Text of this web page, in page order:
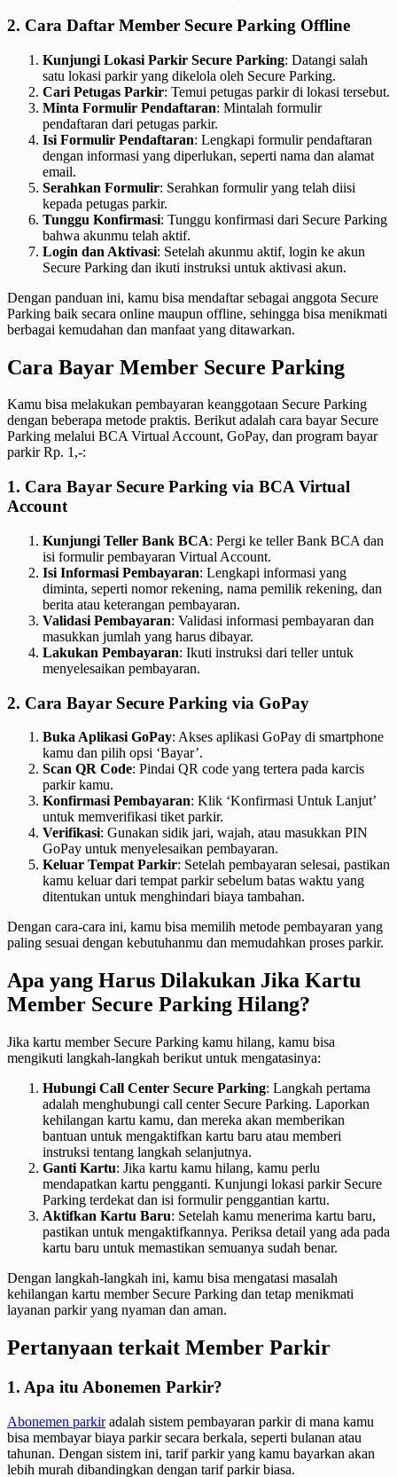
2. Cara Daftar Member Secure Parking Offline
Kunjungi Lokasi Parkir Secure Parking: Datangi salah
satu lokasi parkir yang dikelola oleh Secure Parking.
Cari Petugas Parkir: Temui petugas parkir di lokasi tersebut.
Minta Formulir Pendaftaran: Mintalah formulir
pendaftaran dari petugas parkir.
Isi Formulir Pendaftaran: Lengkapi formulir pendaftaran
dengan informasi yang diperlukan, seperti nama dan alamat
email.
Serahkan Formulir: Serahkan formulir yang telah diisi
kepada petugas parkir.
Tunggu Konfirmasi: Tunggu konfirmasi dari Secure Parking
bahwa akunmu telah aktif.
Login dan Aktivasi: Setelah akunmu aktif, login ke akun
Secure Parking dan ikuti instruksi untuk aktivasi akun.
Dengan panduan ini, kamu bisa mendaftar sebagai anggota Secure
Parking baik secara online maupun offline, sehingga bisa menikmati
berbagai kemudahan dan manfaat yang ditawarkan.
Cara Bayar Member Secure Parking
Kamu bisa melakukan pembayaran keanggotaan Secure Parking
dengan beberapa metode praktis. Berikut adalah cara bayar Secure
Parking melalui BCA Virtual Account, GoPay, dan program bayar
parkir Rp. 1,-:
1. Cara Bayar Secure Parking via BCA Virtual
Account
Kunjungi Teller Bank BCA: Pergi ke teller Bank BCA dan
isi formulir pembayaran Virtual Account.
Isi Informasi Pembayaran: Lengkapi informasi yang
diminta, seperti nomor rekening, nama pemilik rekening, dan
berita atau keterangan pembayaran.
Validasi Pembayaran: Validasi informasi pembayaran dan
masukkan jumlah yang harus dibayar.
Lakukan Pembayaran: Ikuti instruksi dari teller untuk
menyelesaikan pembayaran.
2. Cara Bayar Secure Parking via GoPay
Buka Aplikasi GoPay: Akses aplikasi GoPay di smartphone
kamu dan pilih opsi ‘Bayar’.
Scan QR Code: Pindai QR code yang tertera pada karcis
parkir kamu.
Konfirmasi Pembayaran: Klik ‘Konfirmasi Untuk Lanjut’
untuk memverifikasi tiket parkir.
Verifikasi: Gunakan sidik jari, wajah, atau masukkan PIN
GoPay untuk menyelesaikan pembayaran.
Keluar Tempat Parkir: Setelah pembayaran selesai, pastikan
kamu keluar dari tempat parkir sebelum batas waktu yang
ditentukan untuk menghindari biaya tambahan.
Dengan cara-cara ini, kamu bisa memilih metode pembayaran yang
paling sesuai dengan kebutuhanmu dan memudahkan proses parkir.
Apa yang Harus Dilakukan Jika Kartu
Member Secure Parking Hilang?
Jika kartu member Secure Parking kamu hilang, kamu bisa
mengikuti langkah-langkah berikut untuk mengatasinya:
Hubungi Call Center Secure Parking: Langkah pertama
adalah menghubungi call center Secure Parking. Laporkan
kehilangan kartu kamu, dan mereka akan memberikan
bantuan untuk mengaktifkan kartu baru atau memberi
instruksi tentang langkah selanjutnya.
Ganti Kartu: Jika kartu kamu hilang, kamu perlu
mendapatkan kartu pengganti. Kunjungi lokasi parkir Secure
Parking terdekat dan isi formulir penggantian kartu.
Aktifkan Kartu Baru: Setelah kamu menerima kartu baru,
pastikan untuk mengaktifkannya. Periksa detail yang ada pada
kartu baru untuk memastikan semuanya sudah benar.
Dengan langkah-langkah ini, kamu bisa mengatasi masalah
kehilangan kartu member Secure Parking dan tetap menikmati
layanan parkir yang nyaman dan aman.
Pertanyaan terkait Member Parkir
1. Apa itu Abonemen Parkir?
Abonemen parkiradalah sistem pembayaran parkir di mana kamu
bisa membayar biaya parkir secara berkala, seperti bulanan atau
tahunan. Dengan sistem ini, tarif parkir yang kamu bayarkan akan
lebih murah dibandingkan dengan tarif parkir biasa.